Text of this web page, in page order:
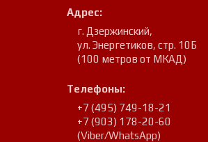
Адрес:
г. Дзержинский,
ул. Энергетиков, стр. 10Б
(100 метров от МКАД)
Телефоны:
+7 (495) 749-18-21
+7 (903) 178-20-60
(Viber/WhatsApp)